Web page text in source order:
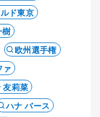
ド東京
樹
欧州選手権
ァ
友莉菜
ハナ バース